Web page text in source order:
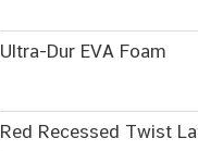
Ultra-Dur EVA Foam
Red Recessed Twist